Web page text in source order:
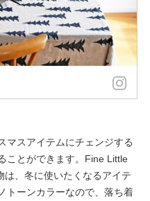
マスアイテムにチェンジする
ことができます。Fine Little
は、冬に使いたくなるアイテ
トーンカラーなので、落ち着